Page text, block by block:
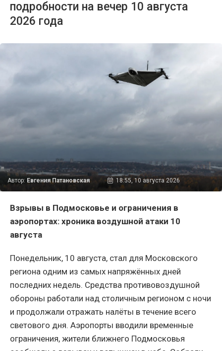
подробности на вечер 10 августа
2026 года
Автор: Евгения Патановская 18:55, 10 августа 2026
Взрывы в Подмосковье и ограничения в
аэропортах: хроника воздушной атаки 10
августа
Понедельник, 10 августа, стал для Московского
региона одним из самых напряжённых дней
последних недель. Средства противовоздушной
обороны работали над столичным регионом с ночи
и продолжали отражать налёты в течение всего
светового дня. Аэропорты вводили временные
ограничения, жители ближнего Подмосковья